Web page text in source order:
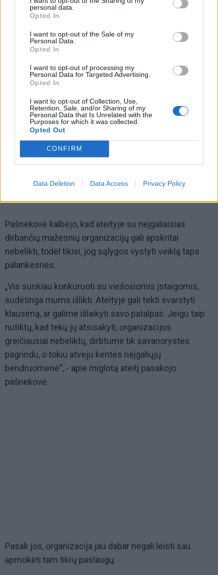
personal data.
Opted In
I want to opt-out of the Sale of my
Personal Data.
Opted In
I want to opt-out of processing my
Personal Data for Targeted Advertising.
Opted In
I want to opt-out of Collection, Use,
Retention, Sale, and/or Sharing of my
Personal Data that Is Unrelated with the
Purposes for which it was collected.
Opted Out
CONFIRM
Data Deletion Data Access Privacy Policy
socialinis darbuotojas. Deja, bet jam mokėti
konkurencingą atlyginimą mes galimybės neturime“, -
kalbėjo S. Kurmelienė ir pridūrė, kad jeigu organizacija
visgi būtų bandžiusi siekti akreditacijos, būtų itin
Pašnekovė kalbėjo, kad ateityje su neįgaliaisias
dirbančių mažesnių organizacijų gali apskritai
nebelikti, todėl tikisi, jog sąlygos vystyti veiklą taps
palankesnės.
„Vis sunkiau konkuruoti su viešosiomis įstaigomis,
sudėtinga mums išlikti. Ateityje gali tekti svarstyti
klausimą, ar galime išlaikyti savo patalpas. Jeigu taip
nutiktų, kad tekų jų atsisakyti, organizacijos
greičiausiai nebeliktų, dirbtume tik savanorystės
pagrindu, o tokiu atveju kentės neįgaliųjų
bendruomenė“, - apie miglotą ateitį pasakojo
pašnekovė.
Pasak jos, organizacija jau dabar negali leisti sau
apmokėti tam tikrų paslaugų.